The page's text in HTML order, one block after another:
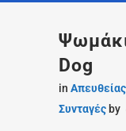
Dog
in Απευθείας
Συνταγές by